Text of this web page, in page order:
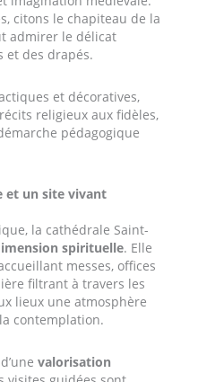
citons le chapiteau de la
admirer le délicat
et des drapés.
et décoratives,
religieux aux fidèles,
pédagogique
et un site vivant
la cathédrale Saint-
spirituelle. Elle
messes, offices
filtrant à travers les
lieux une atmosphère
contemplation.
valorisation